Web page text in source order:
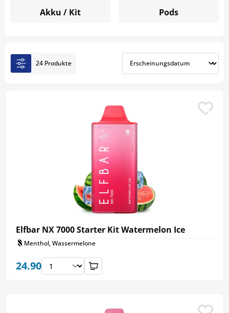
Geschmacksrichtungen.
Akku / Kit Pods
24 Produkte
Elfbar NX 7000 Starter Kit Watermelon Ice
Menthol, Wassermelone
24.90